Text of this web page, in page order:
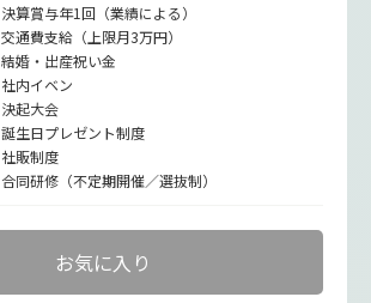
決算賞与年1回（業績による）
交通費支給（上限月3万円）
結婚・出産祝い金
社内イベン
決起大会
誕生日プレゼント制度
社販制度
合同研修（不定期開催／選抜制）
お気に入り